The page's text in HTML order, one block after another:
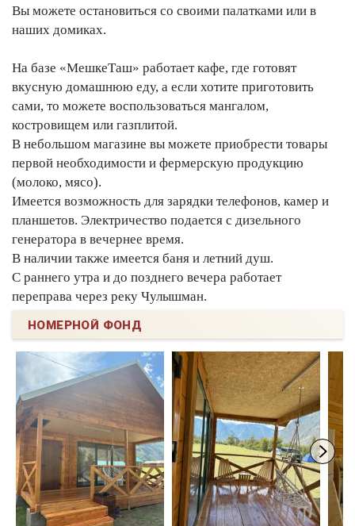
Вы можете остановиться со своими палатками или в
наших домиках.
На базе «МешкеТаш» работает кафе, где готовят
вкусную домашнюю еду, а если хотите приготовить
сами, то можете воспользоваться мангалом,
костровищем или газплитой.
В небольшом магазине вы можете приобрести товары
первой необходимости и фермерскую продукцию
(молоко, мясо).
Имеется возможность для зарядки телефонов, камер и
планшетов. Электричество подается с дизельного
генератора в вечернее время.
В наличии также имеется баня и летний душ.
С раннего утра и до позднего вечера работает
переправа через реку Чулышман.
НОМЕРНОЙ ФОНД